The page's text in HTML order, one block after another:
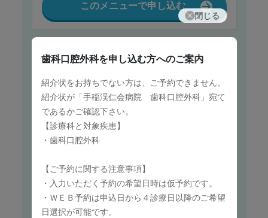
このメニューで申し込む
保険診療
眼科
紹介状をお持ちでない方は、ご予約できません。
紹介状が「手稲渓仁会病院 眼科」宛てであるか
ご確認下さい。
以下の場合、WEB予約はご利用せず、当院「予
予約下さい。
・紹介状が指定された医師宛になっている場合。
・２つ以上の診療科を予約したい場合。（紹介状
がそれぞれの診療科で必要です）
閉じる
歯科口腔外科を申し込む方へのご案内
紹介状をお持ちでない方は、ご予約できません。
紹介状が「手稲渓仁会病院 歯科口腔外科」宛て
であるかご確認下さい。
【診療科と対象疾患】
・歯科口腔外科
【ご予約に関する注意事項】
・入力いただく予約の希望日時は仮予約です。
・ＷＥＢ予約は申込日から４診療日以降のご希望
日選択が可能です。